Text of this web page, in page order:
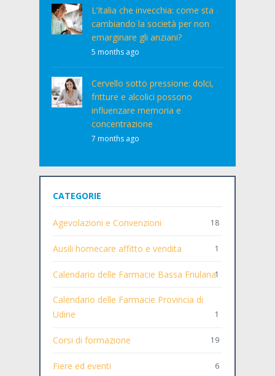
L’Italia che invecchia: come sta
cambiando la società per non
emarginare gli anziani?
5 months ago
Cervello sotto pressione: dolci,
fritture e alcolici possono
influenzare memoria e
concentrazione
7 months ago
CATEGORIE
Agevolazioni e Convenzioni 18
Ausili homecare affitto e vendita 1
Calendario delle Farmacie Bassa Friulana1
Calendario delle Farmacie Provincia di
Udine
1
Corsi di formazione 19
Fiere ed eventi 6